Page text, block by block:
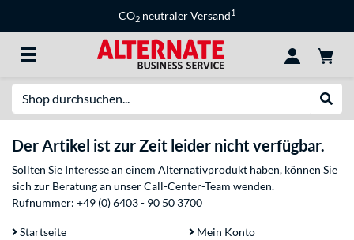
CO2 neutraler Versand1
Der Artikel ist zur Zeit leider nicht verfügbar.
Sollten Sie Interesse an einem Alternativprodukt haben, können Sie
sich zur Beratung an unser Call-Center-Team wenden.
Rufnummer: +49 (0) 6403 - 90 50 3700
Startseite Mein Konto